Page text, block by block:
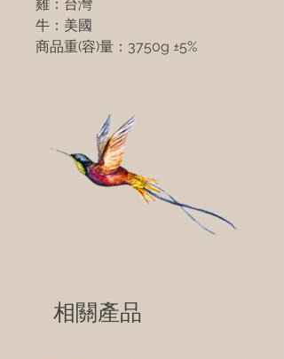
雞：台灣
牛：美國
商品重(容)量： 3750g ±5%
相關產品